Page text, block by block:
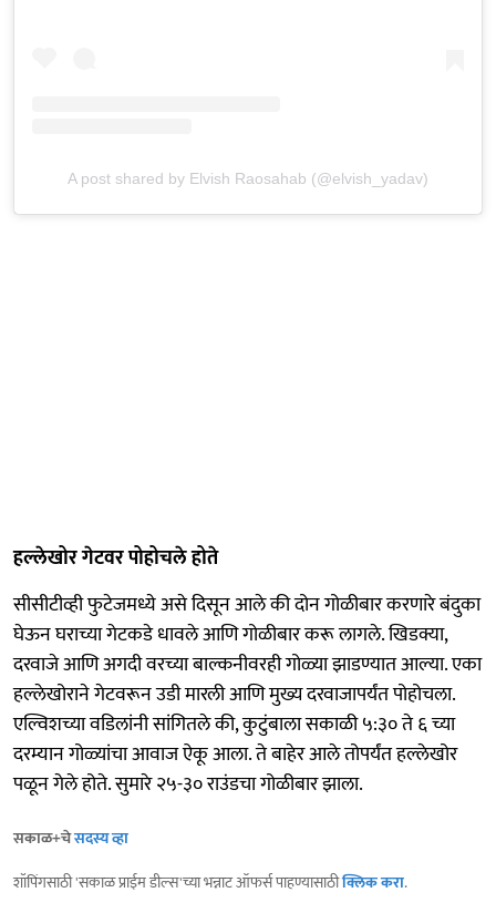
A post shared by Elvish Raosahab (@elvish_yadav)
हल्लेखोर गेटवर पोहोचले होते
सीसीटीव्ही फुटेजमध्ये असे दिसून आले की दोन गोळीबार करणारे बंदुका
घेऊन घराच्या गेटकडे धावले आणि गोळीबार करू लागले. खिडक्या,
दरवाजे आणि अगदी वरच्या बाल्कनीवरही गोळ्या झाडण्यात आल्या. एका
हल्लेखोराने गेटवरून उडी मारली आणि मुख्य दरवाजापर्यंत पोहोचला.
एल्विशच्या वडिलांनी सांगितले की, कुटुंबाला सकाळी ५:३० ते ६ च्या
दरम्यान गोळ्यांचा आवाज ऐकू आला. ते बाहेर आले तोपर्यंत हल्लेखोर
पळून गेले होते. सुमारे २५-३० राउंडचा गोळीबार झाला.
सकाळ+चेसदस्य व्हा
शॉपिंगसाठी 'सकाळ प्राईम डील्स'च्या भन्नाट ऑफर्स पाहण्यासाठीक्लिक करा.